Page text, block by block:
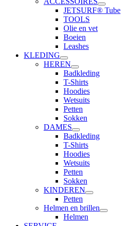
JETSURF® Tube
TOOLS
Olie en vet
Boeien
Leashes
KLEDING
HEREN
Badkleding
T-Shirts
Hoodies
Wetsuits
Petten
Sokken
DAMES
Badkleding
T-Shirts
Hoodies
Wetsuits
Petten
Sokken
KINDEREN
Petten
Helmen en brillen
Helmen